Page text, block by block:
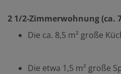
2 1/2-Zimmerwohnung (ca.
Die ca. 8,5 m² große
Die etwa 1,5 m² große